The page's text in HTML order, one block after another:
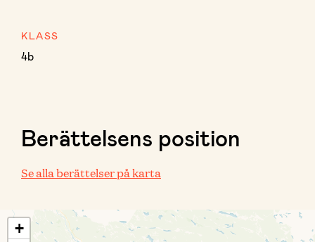
KLASS
4b
Berättelsens position
Se alla berättelser på karta
+